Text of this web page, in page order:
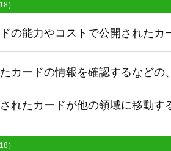
）
の能力やコストで公開されたカ
カードの情報を確認するなどの
れたカードが他の領域に移動す
）